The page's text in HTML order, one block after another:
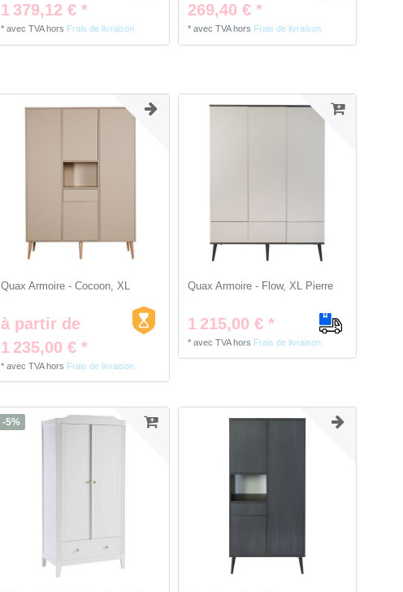
1 379,12 € *
*avec TVAhors Frais de livraison
269,40 € *
*avec TVAhors Frais de livraison
Quax Armoire - Cocoon, XL
à partir de
1 235,00 € *
*avec TVAhors Frais de livraison
Quax Armoire - Flow, XL Pierre
1 215,00 € *
*avec TVAhors Frais de livraison
-5%